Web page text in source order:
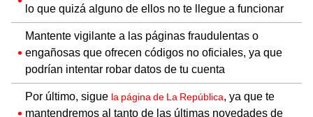
lo que quizá alguno de ellos no te llegue a funcionar
Mantente vigilante a las páginas fraudulentas o
engañosas que ofrecen códigos no oficiales, ya que
podrían intentar robar datos de tu cuenta
Por último, sigue la página de La República, ya que te
mantendremos al tanto de las últimas novedades de